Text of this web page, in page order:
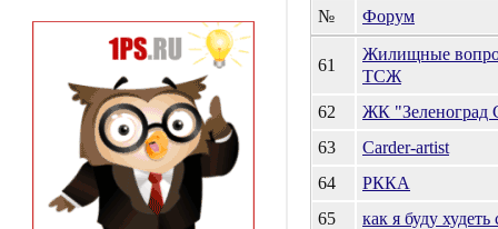
№ Форум
61
Жилищные
ТСЖ
62
ЖК "Зеленоград
63
Carder-artist
64
РККА
65
как я буду